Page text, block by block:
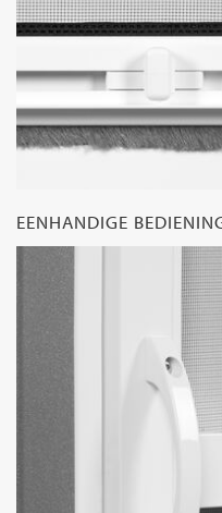
EENHANDIGE